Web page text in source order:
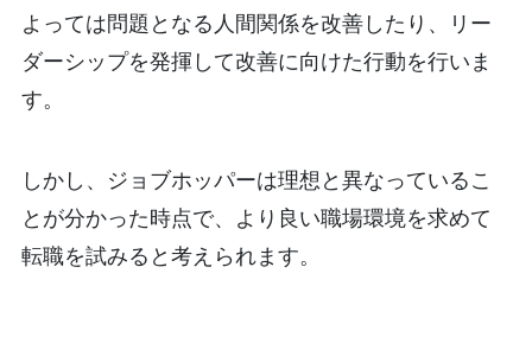
よっては問題となる人間関係を改善したり、リー
ダーシップを発揮して改善に向けた行動を行いま
す。
しかし、ジョブホッパーは理想と異なっているこ
とが分かった時点で、より良い職場環境を求めて
転職を試みると考えられます。